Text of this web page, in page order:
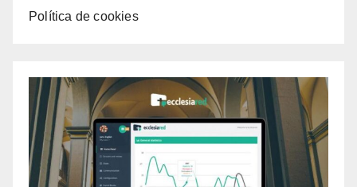
Política de cookies